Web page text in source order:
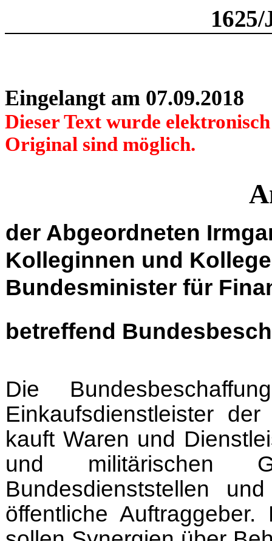
Eingelangt am 07.09.2018
Dieser Text wurde
Original sind möglich.
der Abgeordneten
Kolleginnen und
Bundesminister für
betreffend
Die
Einkaufsdienstleister
kauft Waren und
und militärischen
Bundesdienststellen
öffentliche